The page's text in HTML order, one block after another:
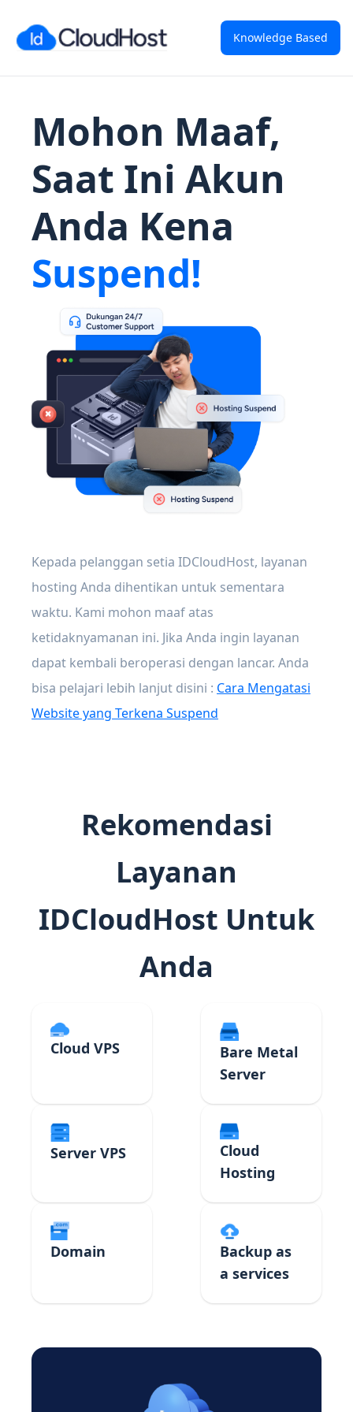
Knowledge Based
Mohon Maaf,
Saat Ini Akun
Anda Kena
Suspend!
Kepada pelanggan setia IDCloudHost, layanan
hosting Anda dihentikan untuk sementara
waktu. Kami mohon maaf atas
ketidaknyamanan ini. Jika Anda ingin layanan
dapat kembali beroperasi dengan lancar. Anda
bisa pelajari lebih lanjut disini : Cara Mengatasi
Website yang Terkena Suspend
Rekomendasi
Layanan
IDCloudHost Untuk
Anda
Cloud VPS
Bare Metal
Server
Server VPS
Cloud
Hosting
Domain
Backup as
a services